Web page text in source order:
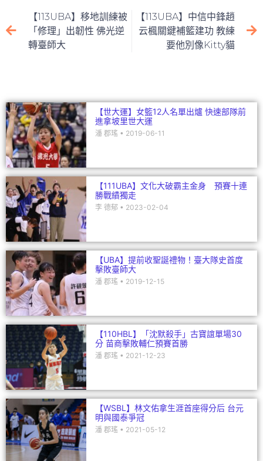
e
b
o
er l
h
at
e
dI
【113UBA】移地訓練被
「修理」出韌性 佛光逆
轉臺師大
【113UBA】中信中鋒趙
云楓關鍵補籃建功 教練
要他別像Kitty貓
【世大運】女籃12人名單出爐 快速部隊前
進拿坡里世大運
潘 郡瑤 2019-06-11
【111UBA】文化大破霸主金身 預賽十連
勝戰績獨走
李 德郁 2023-02-04
【UBA】提前收聖誕禮物！臺大隊史首度
擊敗臺師大
潘 郡瑤 2019-12-15
【110HBL】「沈默殺手」古寶誼單場30
分 苗商擊敗輔仁預賽首勝
潘 郡瑤 2021-12-23
【WSBL】林文佑拿生涯首座得分后 台元
明與國泰爭冠
潘 郡瑤 2021-05-12